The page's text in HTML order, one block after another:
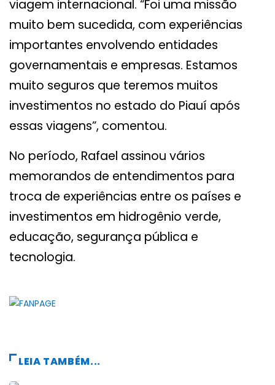
viagem internacional. “Foi uma missão
muito bem sucedida, com experiências
importantes envolvendo entidades
governamentais e empresas. Estamos
muito seguros que teremos muitos
investimentos no estado do Piauí após
essas viagens”, comentou.
No período, Rafael assinou vários
memorandos de entendimentos para
troca de experiências entre os países e
investimentos em hidrogênio verde,
educação, segurança pública e
tecnologia.
LEIA TAMBÉM...